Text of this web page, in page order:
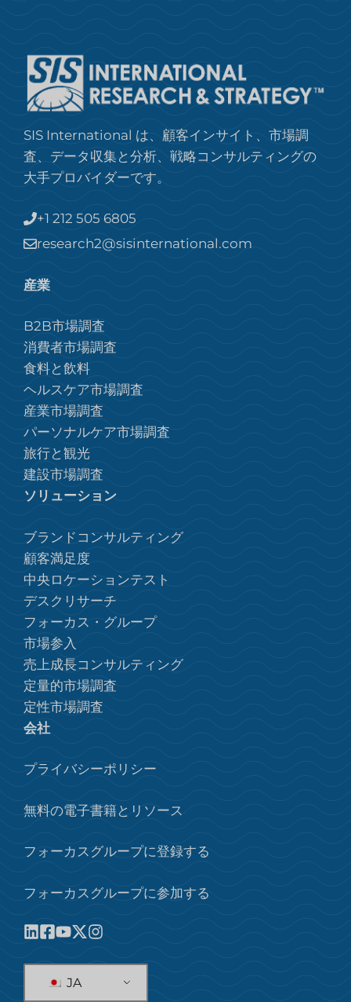
SIS International は、顧客インサイト、市場調
査、データ収集と分析、戦略コンサルティングの
大手プロバイダーです。
+1 212 505 6805
research2@sisinternational.com
産業
B2B市場調査
消費者市場調査
食料と飲料
ヘルスケア市場調査
産業市場調査
パーソナルケア市場調査
旅行と観光
建設市場調査
ソリューション
ブランドコンサルティング
顧客満足度
中央ロケーションテスト
デスクリサーチ
フォーカス・グループ
市場参入
売上成長コンサルティング
定量的市場調査
定性市場調査
会社
プライバシーポリシー
無料の電子書籍とリソース
フォーカスグループに登録する
フォーカスグループに参加する
JA